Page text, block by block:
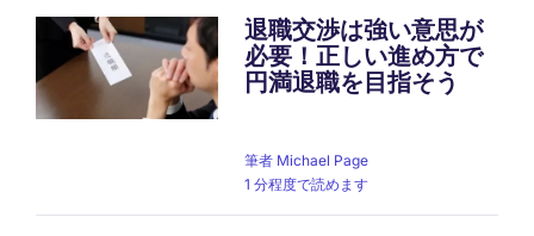
退職交渉は強い意思が
必要！正しい進め方で
円満退職を目指そう
筆者 Michael Page
1 分程度で読めます